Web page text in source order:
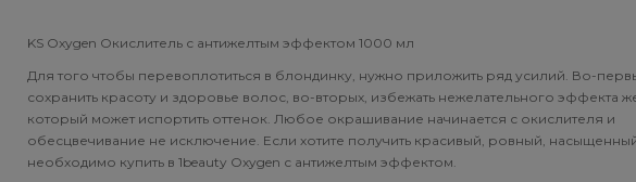
KS Oxygen Окислитель с антижелтым эффектом 1000 мл
Для того чтобы перевоплотиться в блондинку, нужно приложить ряд усилий. Во-
сохранить красоту и здоровье волос, во-вторых, избежать нежелательного эффекта
который может испортить оттенок. Любое окрашивание начинается с окислителя и
обесцвечивание не исключение. Если хотите получить красивый, ровный,
необходимо купить в 1beauty Oxygen с антижелтым эффектом.
Subtil Design - Серия стайлинг и нежный уход
Subtil Design Lab - Серия для максимального
сохранения цвета волос
Technique
Termix
Tico Professional